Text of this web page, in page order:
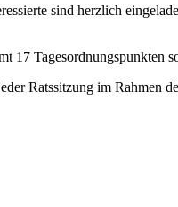
sind herzlich
17 Tagesordnungspunkten
Ratssitzung im Rahmen